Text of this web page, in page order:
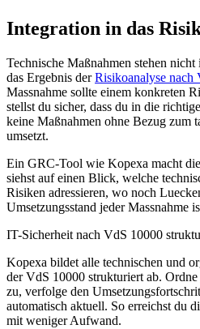
Integration in das
Technische Maßnahmen stehen nicht
das Ergebnis der Risikoanalyse nach
Massnahme sollte einem konkreten
stellst du sicher, dass du in die
keine Maßnahmen ohne Bezug zum
umsetzt.
Ein GRC-Tool wie Kopexa macht
siehst auf einen Blick, welche
Risiken adressieren, wo noch
Umsetzungsstand jeder Massnahme
IT-Sicherheit nach VdS 10000
Kopexa bildet alle technischen und
der VdS 10000 strukturiert ab.
zu, verfolge den
automatisch aktuell. So erreichst du
mit weniger Aufwand.